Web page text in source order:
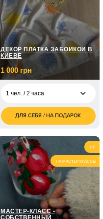
ДЕКОР ПЛАТКА ЗАБОЙКОЙ В ​​
КИЕВЕ
1 000 грн
1 чел. / 2 часа
1 000
грн
2 чел. / 2 часа
2 000
грн
ДЛЯ СЕБЯ / НА ПОДАРОК
HIT
НА МАСТЕР КЛАССЫ
МАСТЕР-КЛАСС -
СОБСТВЕННЫЙ